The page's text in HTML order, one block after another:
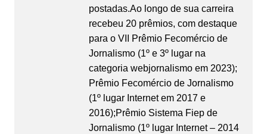
postadas.Ao longo de sua carreira
recebeu 20 prêmios, com destaque
para o VII Prêmio Fecomércio de
Jornalismo (1º e 3º lugar na
categoria webjornalismo em 2023);
Prêmio Fecomércio de Jornalismo
(1º lugar Internet em 2017 e
2016);Prêmio Sistema Fiep de
Jornalismo (1º lugar Internet – 2014